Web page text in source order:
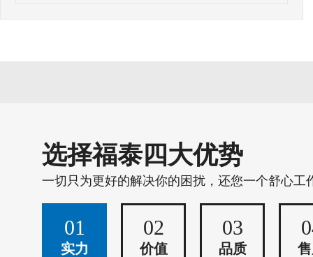
选择福泰四大优势
一切只为更好的解决你的困扰，还您一个舒心工
01
实力
02
价值
03
品质